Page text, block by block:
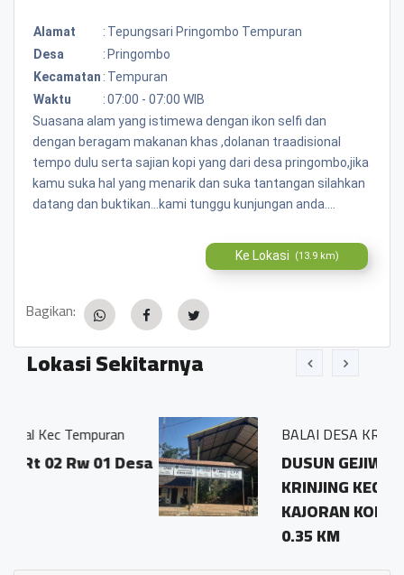
Alamat : Tepungsari Pringombo Tempuran
Desa
: Pringombo
Kecamatan : Tempuran
Waktu
:07:00 - 07:00 WIB
Suasana alam yang istimewa dengan ikon selfi dan
dengan beragam makanan khas ,dolanan traadisional
tempo dulu serta sajian kopi yang dari desa pringombo,jika
kamu suka hal yang menarik dan suka tantangan silahkan
datang dan buktikan...kami tunggu kunjungan anda....
Ke Lokasi (13.9 km)
Bagikan:
Lokasi Sekitarnya
Desa
BALAI DESA KRINJING
DUSUN GEJIWAN DESA
KRINJING KECAMATAN
KAJORAN KODE POS 56163